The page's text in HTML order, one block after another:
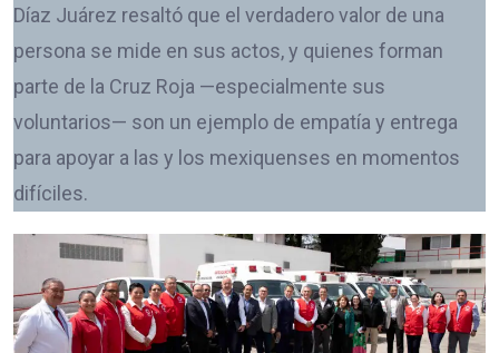
Díaz Juárez resaltó que el verdadero valor de una
persona se mide en sus actos, y quienes forman
parte de la Cruz Roja —especialmente sus
voluntarios— son un ejemplo de empatía y entrega
para apoyar a las y los mexiquenses en momentos
difíciles.